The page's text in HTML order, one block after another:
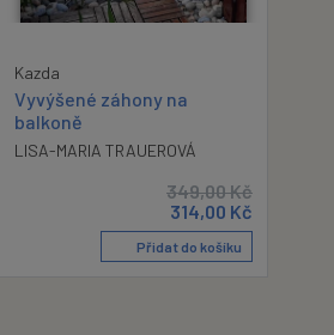
Kazda
Vyvýšené záhony na
balkoně
LISA-MARIA TRAUEROVÁ
349,00Kč
314,00 Kč
Přidat do košíku